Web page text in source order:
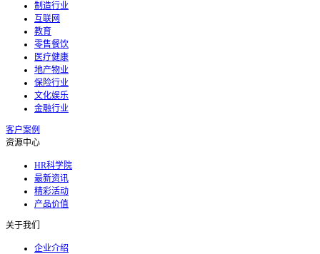
制造行业
互联网
教育
零售餐饮
医疗健康
地产物业
保险行业
文化娱乐
金融行业
客户案例
资源中心
HR科学院
最新资讯
精彩活动
产品价值
关于我们
企业介绍